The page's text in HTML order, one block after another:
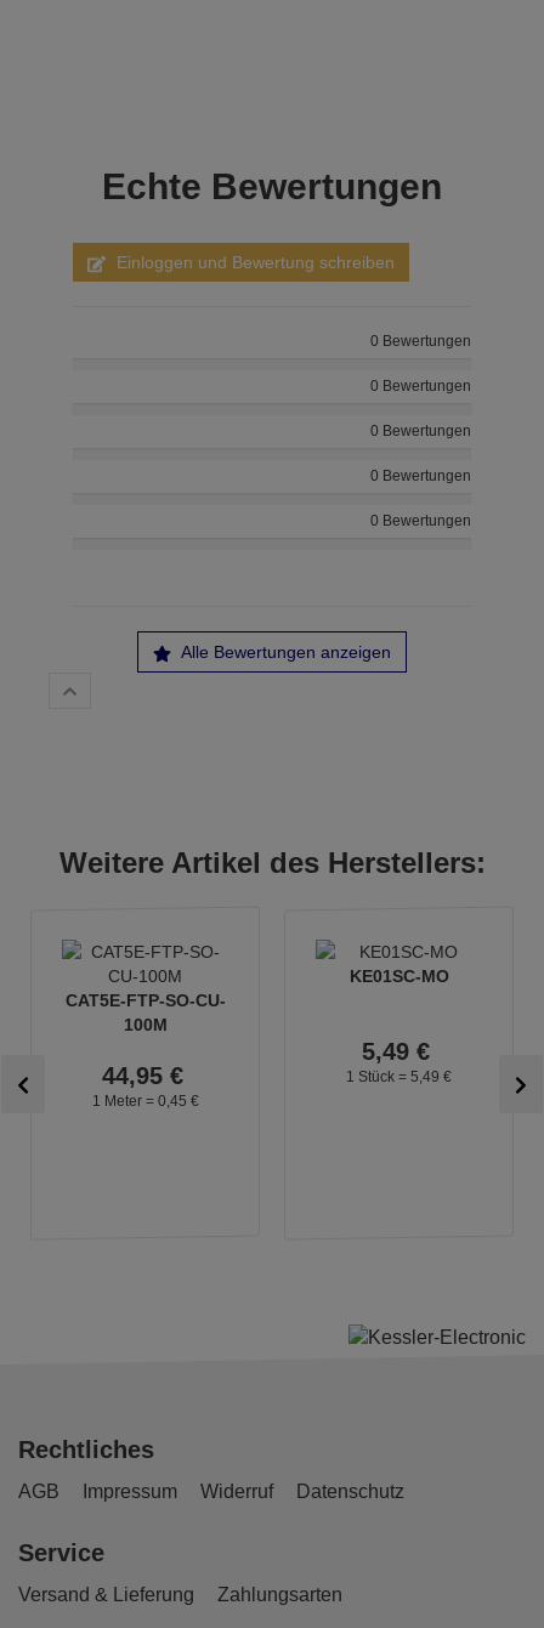
Echte Bewertungen
Einloggen und Bewertung schreiben
0 Bewertungen
0 Bewertungen
0 Bewertungen
0 Bewertungen
0 Bewertungen
Alle Bewertungen anzeigen
Weitere Artikel des Herstellers:
CAT5E-FTP-SO-CU-
100M
44,95 €
1 Meter = 0, 45 €
KE01SC-MO
5,49 €
1 Stück = 5, 49 €
Rechtliches
AGB Impressum Widerruf Datenschutz
Service
Versand & Lieferung Zahlungsarten